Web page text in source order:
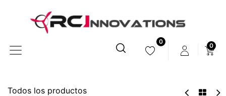
0
0
Todos los productos